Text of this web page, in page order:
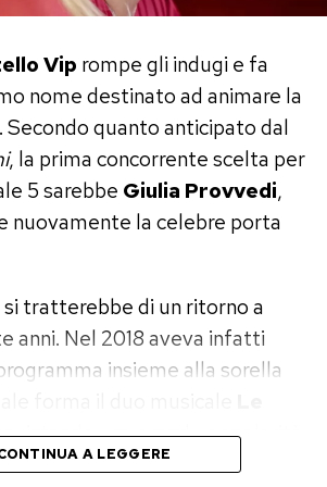
con l’ascolto di tutti i brani
Commissione Musicale.
verranno scelti sessanta
successivamente per le
emergeranno quindici
Giovani, ai quali si
quindici artisti provenienti
giovani talenti pronti a
successivo.
Vip rompe gli indugi e fa
nome destinato ad animare la
Secondo quanto anticipato dal
, la prima concorrente scelta per
5 sarebbe Giulia Provvedi,
nuovamente la celebre porta
tratterebbe di un ritorno a
anni. Nel 2018 aveva infatti
insieme alla sorella
una grande popolarità
schermo.A LEGGERE